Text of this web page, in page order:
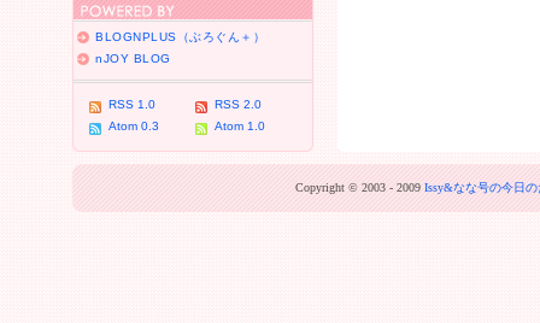
BLOGNPLUS（ぶろぐん＋）
nJOY BLOG
RSS 1.0
RSS 2.0
Atom 0.3
Atom 1.0
Copyright © 2003 - 2009 Issy&なな号の今日